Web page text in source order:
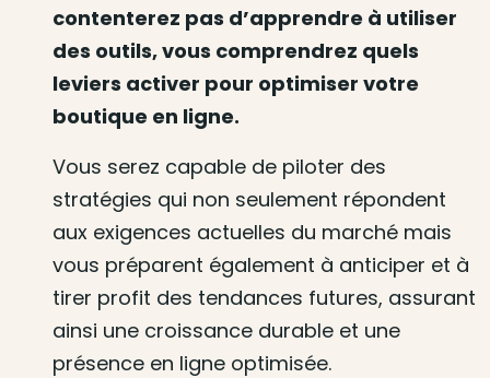
contenterez pas d’apprendre à utiliser
des outils, vous comprendrez quels
leviers activer pour optimiser votre
boutique en ligne.
Vous serez capable de piloter des
stratégies qui non seulement répondent
aux exigences actuelles du marché mais
vous préparent également à anticiper et à
tirer profit des tendances futures, assurant
ainsi une croissance durable et une
présence en ligne optimisée.